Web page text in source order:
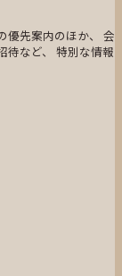
優先案内のほか、 会
待など、 特別な情報